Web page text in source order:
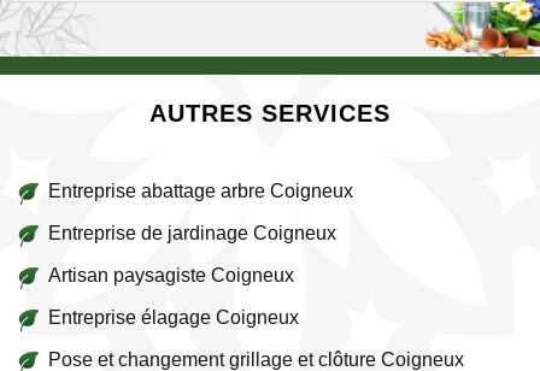
AUTRES SERVICES
Entreprise abattage arbre Coigneux
Entreprise de jardinage Coigneux
Artisan paysagiste Coigneux
Entreprise élagage Coigneux
Pose et changement grillage et clôture Coigneux